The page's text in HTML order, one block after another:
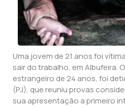
Uma jovem de 21 anos foi
sair do trabalho, em Albufeira.
estrangeiro de 24 anos, foi
(PJ), que reuniu provas
sua apresentação a primeiro